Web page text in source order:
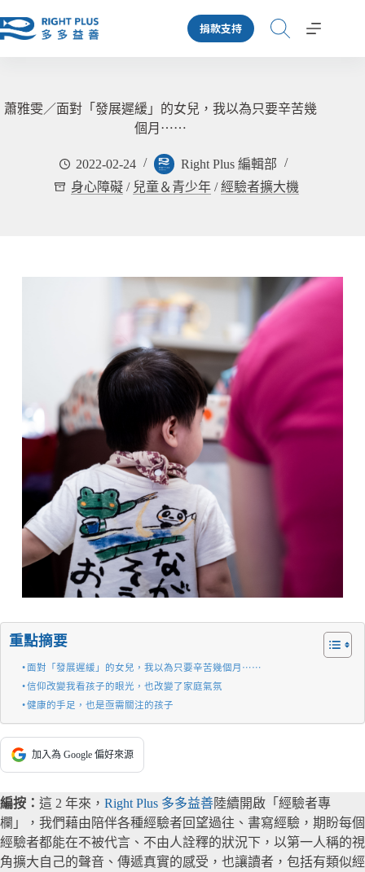
至
容
捐款支持
蕭雅雯／面對「發展遲緩」的女兒，我以為只要辛苦幾
個月⋯⋯
2022-02-24
Right Plus 編輯部
身心障礙 / 兒童＆青少年 /經驗者擴大機
重點摘要
面對「發展遲緩」的女兒，我以為只要辛苦幾個月⋯⋯
信仰改變我看孩子的眼光，也改變了家庭氣氛
健康的手足，也是亟需關注的孩子
加入為 Google 偏好來源
編按： 這 2 年來， Right Plus 多多益善陸續開啟「經驗者專
欄」，我們藉由陪伴各種經驗者回望過往、書寫經驗，期盼每個
經驗者都能在不被代言、不由人詮釋的狀況下，以第一人稱的視
角擴大自己的聲音、傳遞真實的感受，也讓讀者，包括有類似經